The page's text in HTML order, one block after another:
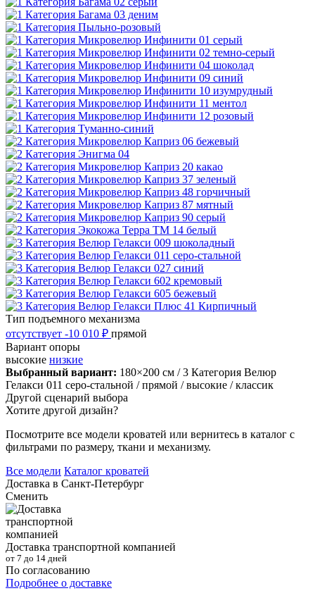
Тип подъемного механизма
отсутствует -10 010 ₽ прямой
Вариант опоры
высокие низкие
Выбранный вариант: 180×200 см / 3 Категория Велюр
Гелакси 011 серо-стальной / прямой / высокие / классик
Другой сценарий выбора
Хотите другой дизайн?
Посмотрите все модели кроватей или вернитесь в каталог с
фильтрами по размеру, ткани и механизму.
Все модели Каталог кроватей
Доставка в Санкт-Петербург
Сменить
Доставка транспортной компанией
от 7 до 14 дней
По согласованию
Подробнее о доставке